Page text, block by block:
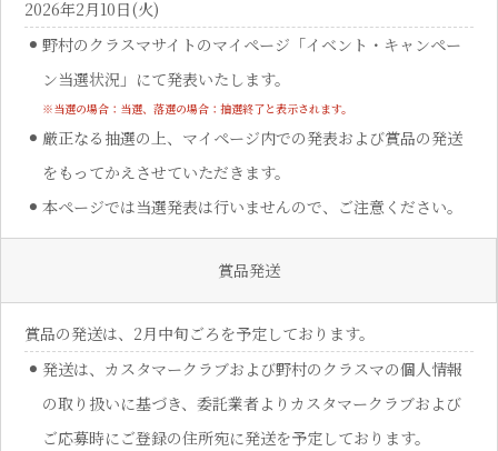
2026年2月10日(火)
野村のクラスマサイトのマイページ「イベント・キャンペー
ン当選状況」にて発表いたします。
※当選の場合：当選、落選の場合：抽選終了と表示されます。
厳正なる抽選の上、マイページ内での発表および賞品の発送
をもってかえさせていただきます。
本ページでは当選発表は行いませんので、ご注意ください。
賞品発送
賞品の発送は、2月中旬ごろを予定しております。
発送は、カスタマークラブおよび野村のクラスマの個人情報
の取り扱いに基づき、委託業者よりカスタマークラブおよび
ご応募時にご登録の住所宛に発送を予定しております。